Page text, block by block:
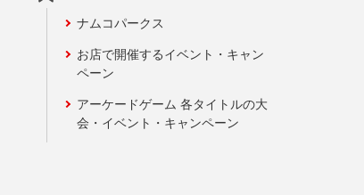
ナムコパークス
お店で開催するイベント・キャン
ペーン
アーケードゲーム 各タイトルの大
会・イベント・キャンペーン